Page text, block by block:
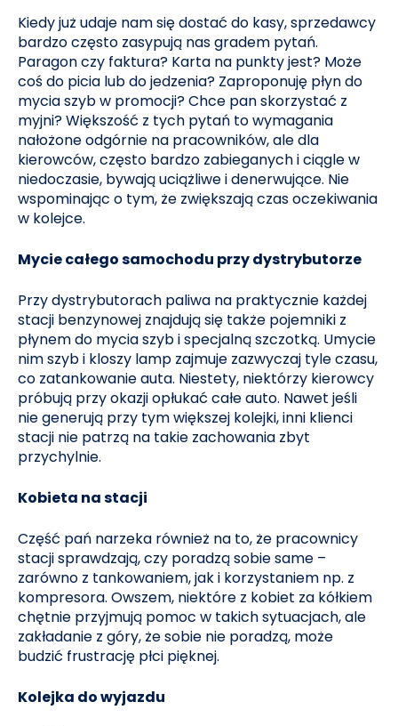
Kiedy już udaje nam się dostać do kasy, sprzedawcy
bardzo często zasypują nas gradem pytań.
Paragon czy faktura? Karta na punkty jest? Może
coś do picia lub do jedzenia? Zaproponuję płyn do
mycia szyb w promocji? Chce pan skorzystać z
myjni? Większość z tych pytań to wymagania
nałożone odgórnie na pracowników, ale dla
kierowców, często bardzo zabieganych i ciągle w
niedoczasie, bywają uciążliwe i denerwujące. Nie
wspominając o tym, że zwiększają czas oczekiwania
w kolejce.
Mycie całego samochodu przy dystrybutorze
Przy dystrybutorach paliwa na praktycznie każdej
stacji benzynowej znajdują się także pojemniki z
płynem do mycia szyb i specjalną szczotką. Umycie
nim szyb i kloszy lamp zajmuje zazwyczaj tyle czasu,
co zatankowanie auta. Niestety, niektórzy kierowcy
próbują przy okazji opłukać całe auto. Nawet jeśli
nie generują przy tym większej kolejki, inni klienci
stacji nie patrzą na takie zachowania zbyt
przychylnie.
Kobieta na stacji
Część pań narzeka również na to, że pracownicy
stacji sprawdzają, czy poradzą sobie same –
zarówno z tankowaniem, jak i korzystaniem np. z
kompresora. Owszem, niektóre z kobiet za kółkiem
chętnie przyjmują pomoc w takich sytuacjach, ale
zakładanie z góry, że sobie nie poradzą, może
budzić frustrację płci pięknej.
Kolejka do wyjazdu